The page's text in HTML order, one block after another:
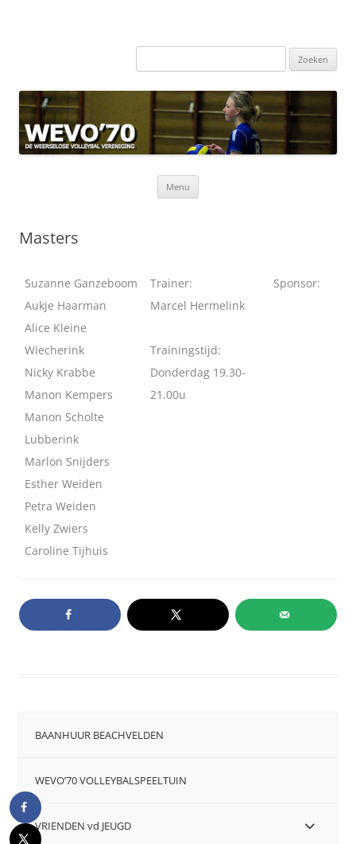
Zoeken
Menu
Masters
Suzanne Ganzeboom
Aukje Haarman
Alice Kleine
Wiecherink
Nicky Krabbe
Manon Kempers
Manon Scholte
Lubberink
Marlon Snijders
Esther Weiden
Petra Weiden
Kelly Zwiers
Caroline Tijhuis
Trainer:
Marcel Hermelink
Trainingstijd:
Donderdag 19.30-
21.00u
Sponsor:
BAANHUUR BEACHVELDEN
WEVO’70 VOLLEYBALSPEELTUIN
VRIENDEN vd JEUGD